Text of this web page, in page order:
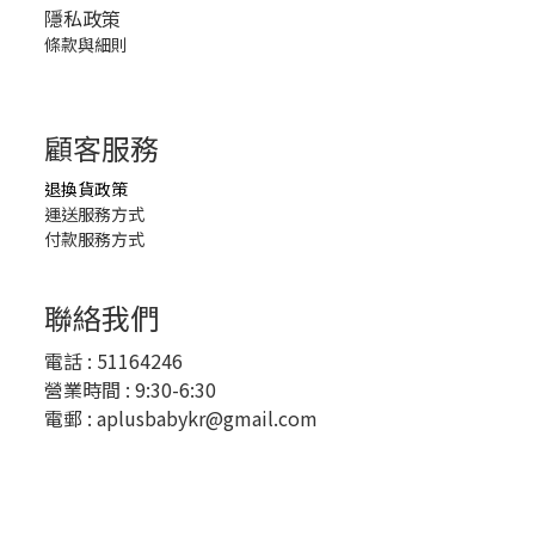
隱私政策
條款與細則
顧客服務
退換貨政策
運送服務方式
付款服務方式
聯絡我們
電話 : 51164246
營業時間 : 9:30-6:30
電郵 : aplusbabykr@gmail.com